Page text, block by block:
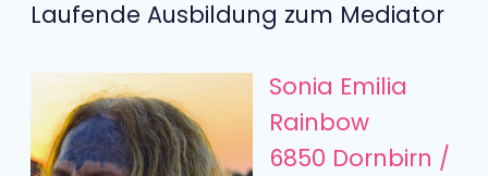
Laufende Ausbildung zum Mediator
Sonia Emilia
Rainbow
6850 Dornbirn /